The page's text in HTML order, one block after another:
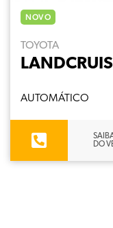
NOVO
TOYOTA
AUTOMÁTICO
DO